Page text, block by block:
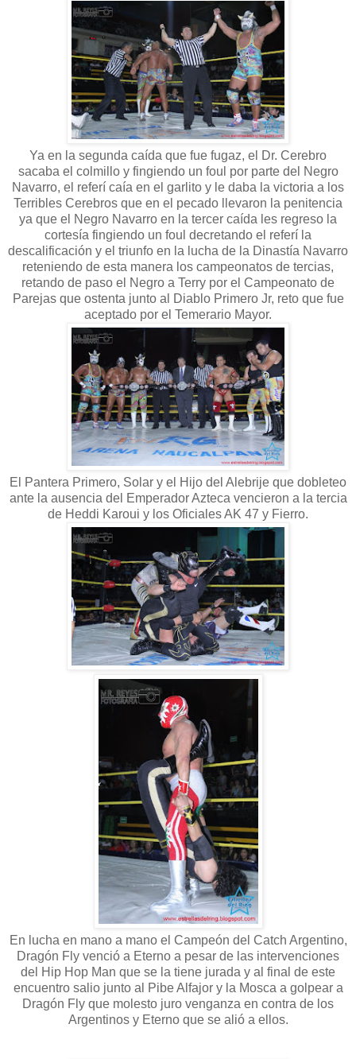
Ya en la segunda caída que fue fugaz, el Dr. Cerebro
sacaba el colmillo y fingiendo un foul por parte del Negro
Navarro, el referí caía en el garlito y le daba la victoria a los
Terribles Cerebros que en el pecado llevaron la penitencia
ya que el Negro Navarro en la tercer caída les regreso la
cortesía fingiendo un foul decretando el referí la
descalificación y el triunfo en la lucha de la Dinastía Navarro
reteniendo de esta manera los campeonatos de tercias,
retando de paso el Negro a Terry por el Campeonato de
Parejas que ostenta junto al Diablo Primero Jr, reto que fue
aceptado por el Temerario Mayor.
El Pantera Primero, Solar y el Hijo del Alebrije que dobleteo
ante la ausencia del Emperador Azteca vencieron a la tercia
de Heddi Karoui y los Oficiales AK 47 y Fierro.
En lucha en mano a mano el Campeón del Catch Argentino,
Dragón Fly venció a Eterno a pesar de las intervenciones
del Hip Hop Man que se la tiene jurada y al final de este
encuentro salio junto al Pibe Alfajor y la Mosca a golpear a
Dragón Fly que molesto juro venganza en contra de los
Argentinos y Eterno que se alió a ellos.